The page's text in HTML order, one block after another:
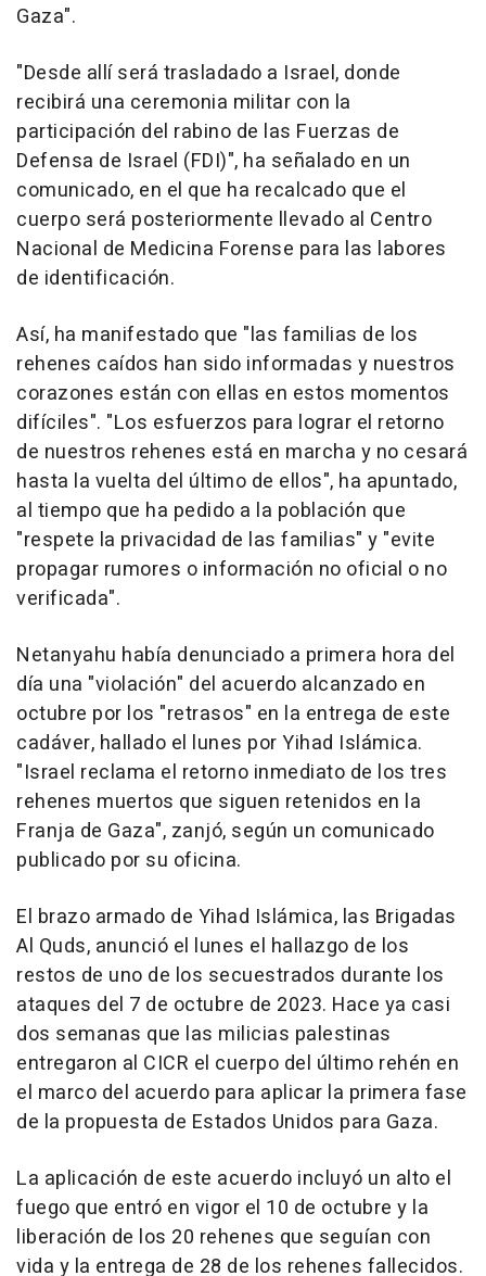
Gaza".
"Desde allí será trasladado a Israel, donde
recibirá una ceremonia militar con la
participación del rabino de las Fuerzas de
Defensa de Israel (FDI)", ha señalado en un
comunicado, en el que ha recalcado que el
cuerpo será posteriormente llevado al Centro
Nacional de Medicina Forense para las labores
de identificación.
Así, ha manifestado que "las familias de los
rehenes caídos han sido informadas y nuestros
corazones están con ellas en estos momentos
difíciles". "Los esfuerzos para lograr el retorno
de nuestros rehenes está en marcha y no cesará
hasta la vuelta del último de ellos", ha apuntado,
al tiempo que ha pedido a la población que
"respete la privacidad de las familias" y "evite
propagar rumores o información no oficial o no
verificada".
Netanyahu había denunciado a primera hora del
día una "violación" del acuerdo alcanzado en
octubre por los "retrasos" en la entrega de este
cadáver, hallado el lunes por Yihad Islámica.
"Israel reclama el retorno inmediato de los tres
rehenes muertos que siguen retenidos en la
Franja de Gaza", zanjó, según un comunicado
publicado por su oficina.
El brazo armado de Yihad Islámica, las Brigadas
Al Quds, anunció el lunes el hallazgo de los
restos de uno de los secuestrados durante los
ataques del 7 de octubre de 2023. Hace ya casi
dos semanas que las milicias palestinas
entregaron al CICR el cuerpo del último rehén en
el marco del acuerdo para aplicar la primera fase
de la propuesta de Estados Unidos para Gaza.
La aplicación de este acuerdo incluyó un alto el
fuego que entró en vigor el 10 de octubre y la
liberación de los 20 rehenes que seguían con
vida y la entrega de 28 de los rehenes fallecidos.